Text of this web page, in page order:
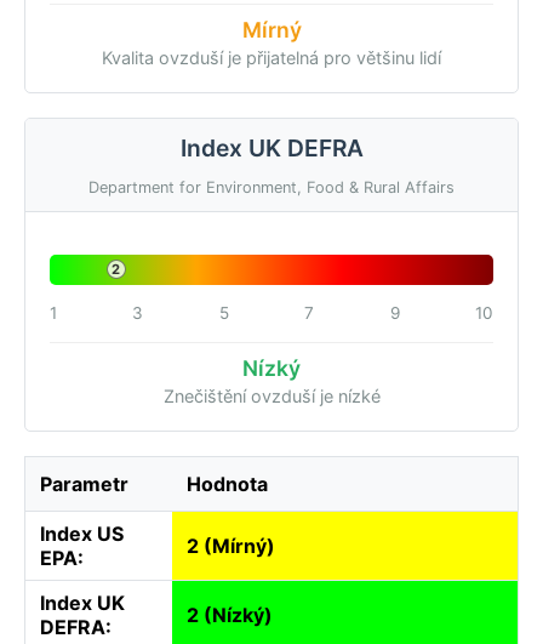
Mírný
Kvalita ovzduší je přijatelná pro většinu lidí
Index UK DEFRA
Department for Environment, Food & Rural Affairs
2
1 3 5 7 9 10
Nízký
Znečištění ovzduší je nízké
Parametr Hodnota
Index US
EPA:
2 (Mírný)
Index UK
DEFRA:
2 (Nízký)